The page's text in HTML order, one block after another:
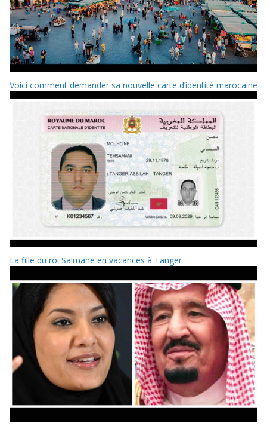
Voici comment demander sa nouvelle carte d’identité marocaine
La fille du roi Salmane en vacances à Tanger